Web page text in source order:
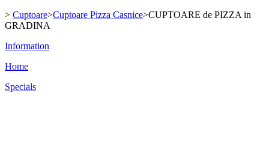
> Cuptoare>Cuptoare Pizza Casnice>CUPTOARE de PIZZA in
GRADINA
Information
Home
Specials